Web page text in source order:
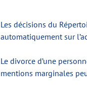
Les décisions du
automatiquement sur
Le divorce d’une
mentions marginales